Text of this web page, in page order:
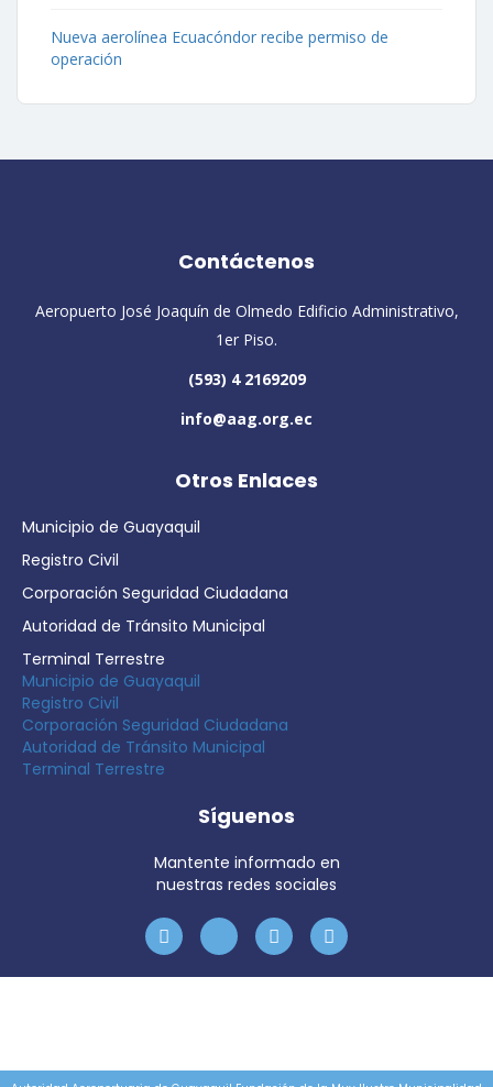
Nueva aerolínea Ecuacóndor recibe permiso de
operación
Contáctenos
Aeropuerto José Joaquín de Olmedo Edificio Administrativo,
1er Piso.
(593) 4 2169209
info@aag.org.ec
Otros Enlaces
Municipio de Guayaquil
Registro Civil
Corporación Seguridad Ciudadana
Autoridad de Tránsito Municipal
Terminal Terrestre
Municipio de Guayaquil
Registro Civil
Corporación Seguridad Ciudadana
Autoridad de Tránsito Municipal
Terminal Terrestre
Síguenos
Mantente informado en
nuestras redes sociales